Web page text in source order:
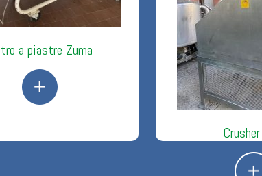
a piastre Zuma